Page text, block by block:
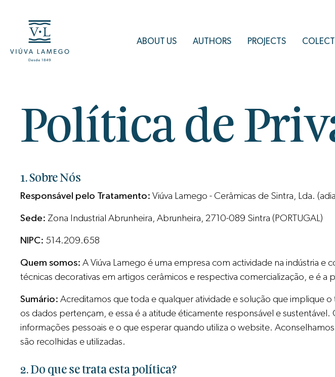
ABOUT US AUTHORS PROJECTS
Política de
1. Sobre Nós
Responsável pelo Tratamento: Viúva Lamego - Cerâmicas de Sintra, Lda.
Sede: Zona Industrial Abrunheira, Abrunheira, 2710-089 Sintra (PORTUGAL)
NIPC: 514.209.658
Quem somos: A Viúva Lamego é uma empresa com actividade na indústria
técnicas decorativas em artigos cerâmicos e respectiva comercialização, e é
Sumário: Acreditamos que toda e qualquer atividade e solução que implique
os dados pertençam, e essa é a atitude éticamente responsável e
informações pessoais e o que esperar quando utiliza o website.
são recolhidas e utilizadas.
2. Do que se trata esta política?